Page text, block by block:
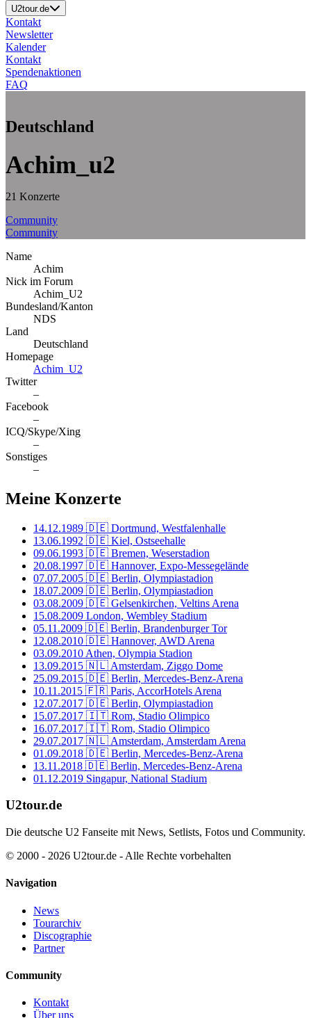
U2tour.de
Kontakt
Newsletter
Kalender
Kontakt
Spendenaktionen
FAQ
Deutschland
Achim_u2
21 Konzerte
Community
Community
Name
Achim
Nick im Forum
Achim_U2
Bundesland/Kanton
NDS
Land
Deutschland
Homepage
Achim_U2
Twitter
–
Facebook
–
ICQ/Skype/Xing
–
Sonstiges
–
Meine Konzerte
14.12.1989 🇩🇪 Dortmund, Westfalenhalle
13.06.1992 🇩🇪 Kiel, Ostseehalle
09.06.1993 🇩🇪 Bremen, Weserstadion
20.08.1997 🇩🇪 Hannover, Expo-Messegelände
07.07.2005 🇩🇪 Berlin, Olympiastadion
18.07.2009 🇩🇪 Berlin, Olympiastadion
03.08.2009 🇩🇪 Gelsenkirchen, Veltins Arena
15.08.2009 London, Wembley Stadium
05.11.2009 🇩🇪 Berlin, Brandenburger Tor
12.08.2010 🇩🇪 Hannover, AWD Arena
03.09.2010 Athen, Olympia Stadion
13.09.2015 🇳🇱 Amsterdam, Ziggo Dome
25.09.2015 🇩🇪 Berlin, Mercedes-Benz-Arena
10.11.2015 🇫🇷 Paris, AccorHotels Arena
12.07.2017 🇩🇪 Berlin, Olympiastadion
15.07.2017 🇮🇹 Rom, Stadio Olimpico
16.07.2017 🇮🇹 Rom, Stadio Olimpico
29.07.2017 🇳🇱 Amsterdam, Amsterdam Arena
01.09.2018 🇩🇪 Berlin, Mercedes-Benz-Arena
13.11.2018 🇩🇪 Berlin, Mercedes-Benz-Arena
01.12.2019 Singapur, National Stadium
U2tour.de
Die deutsche U2 Fanseite mit News, Setlists, Fotos und Community.
© 2000 - 2026 U2tour.de - Alle Rechte vorbehalten
Navigation
News
Tourarchiv
Discographie
Partner
Community
Kontakt
Über uns